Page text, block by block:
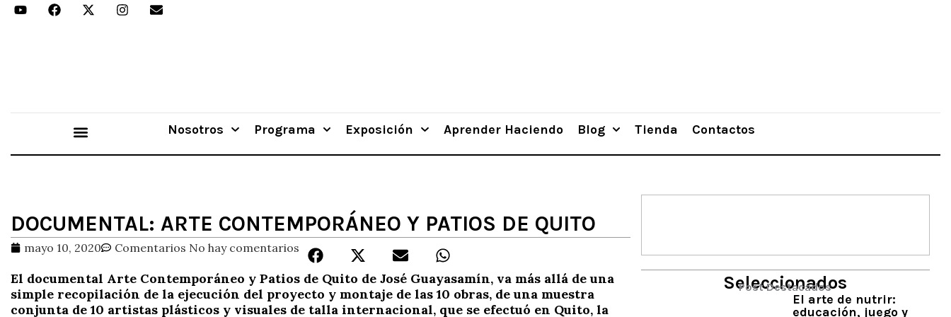
Nosotros Programa Exposición Aprender Haciendo Blog Tienda Contactos
DOCUMENTAL: ARTE CONTEMPORÁNEO Y PATIOS DE QUITO
mayo 10, 2020 Comentarios No hay comentarios
El documental Arte Contemporáneo y Patios de Quito de José Guayasamín, va más allá de una
simple recopilación de la ejecución del proyecto y montaje de las 10 obras, de una muestra
conjunta de 10 artistas plásticos y visuales de talla internacional, que se efectuó en Quito, la
Seleccionados
Post Destacados
El arte de nutrir:
educación, juego y